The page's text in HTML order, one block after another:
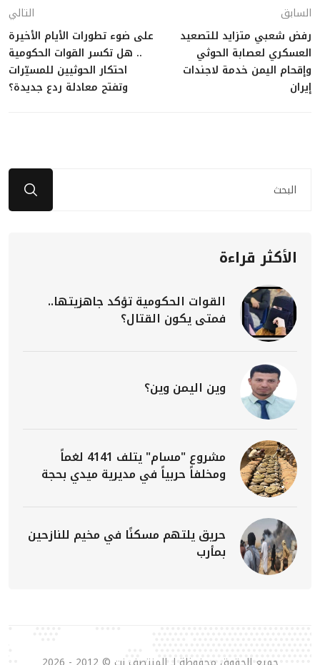
السابق
رفض شعبي متزايد للتصعيد
العسكري لعصابة الحوثي
وإقحام اليمن خدمة لاجندات
إيران
التالي
على ضوء تطورات الأيام الأخيرة
.. هل تكسر القوات الحكومية
احتكار الحوثيين للمسيّرات
وتفتح معادلة ردع جديدة؟
الأكثر قراءة
القوات الحكومية تؤكد جاهزيتها..
فمتى يكون القتال؟
وين اليمن وين؟
مشروع "مسام" يتلف 4141 لغماً
ومخلفاً حربياً في مديرية ميدي بحجة
حريق يلتهم مسكنًا في مخيم للنازحين
بمأرب